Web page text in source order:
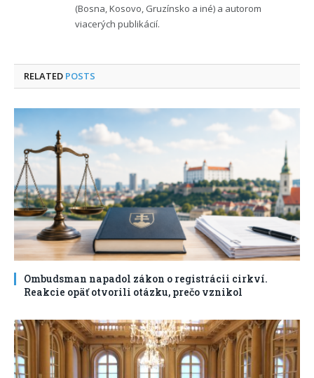
(Bosna, Kosovo, Gruzínsko a iné) a autorom
viacerých publikácií.
RELATED POSTS
Ombudsman napadol zákon o registrácii cirkví.
Reakcie opäť otvorili otázku, prečo vznikol